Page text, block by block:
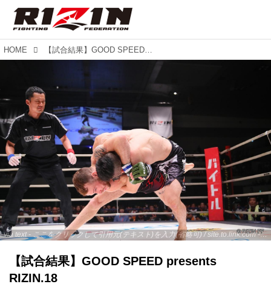
HOME 【試合結果】GOOD SPEED presents RIZIN.18 第7試合 越智晴雄 vs. ジャレッド・ブルックス
via text - ここをクリックして引用元(テキスト)を入力(省略可) / site.to.link.com - ここをクリックして引用元を入力(省略可)
【試合結果】GOOD SPEED presents
RIZIN.18